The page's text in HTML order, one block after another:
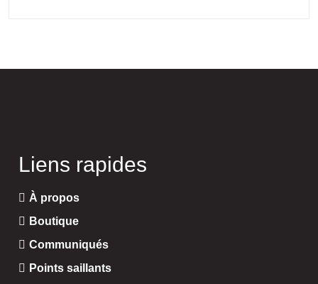
Liens rapides
À propos
Boutique
Communiqués
Points saillants